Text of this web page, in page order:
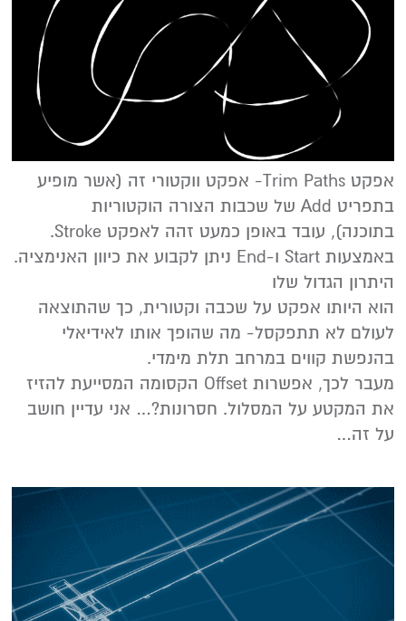
אפקט Trim Paths- אפקט ווקטורי זה (אשר מופיע
בתפריט Add של שכבות הצורה הוקטוריות
בתוכנה), עובד באופן כמעט זהה לאפקט Stroke.
באמצעות Start ו-End ניתן לקבוע את כיוון האנימציה.
היתרון הגדול שלו
הוא היותו אפקט על שכבה וקטורית, כך שהתוצאה
לעולם לא תתפקסל- מה שהופך אותו לאידיאלי
בהנפשת קווים במרחב תלת מימדי.
מעבר לכך, אפשרות Offset הקסומה המסייעת להזיז
את המקטע על המסלול. חסרונות?… אני עדיין חושב
על זה…